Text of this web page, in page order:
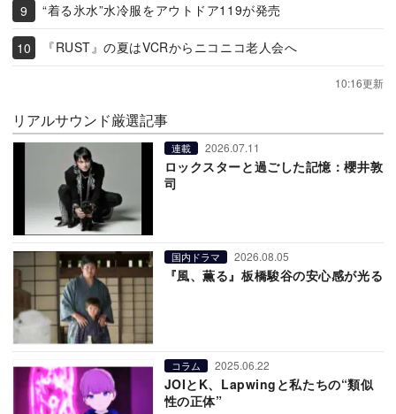
“着る氷水”水冷服をアウトドア119が発売
『RUST』の夏はVCRからニコニコ老人会へ
10:16更新
リアルサウンド厳選記事
連載 2026.07.11
ロックスターと過ごした記憶：櫻井敦
司
国内ドラマ 2026.08.05
『風、薫る』板橋駿谷の安心感が光る
コラム 2025.06.22
JOIとK、Lapwingと私たちの“類似
性の正体”